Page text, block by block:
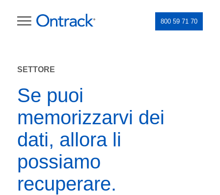
800 59 71 70
SETTORE
Se puoi
memorizzarvi dei
dati, allora li
possiamo
recuperare.